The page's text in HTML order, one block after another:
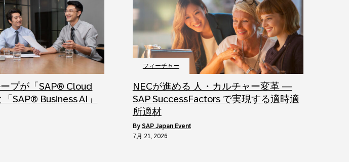
プが「SAP® Cloud
SAP® Business AI」
フィーチャー
NECが進める 人・カルチャー変革 ―
SAP SuccessFactors で実現する適時適
所適材
by SAP Japan Event
7月 21, 2026